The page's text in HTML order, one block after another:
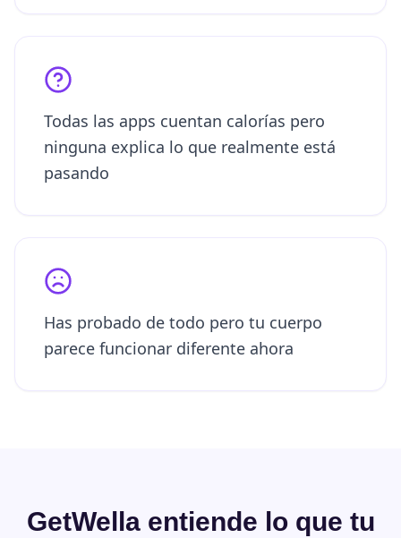
Todas las apps cuentan calorías pero
ninguna explica lo que realmente está
pasando
Has probado de todo pero tu cuerpo
parece funcionar diferente ahora
GetWella entiende lo que tu